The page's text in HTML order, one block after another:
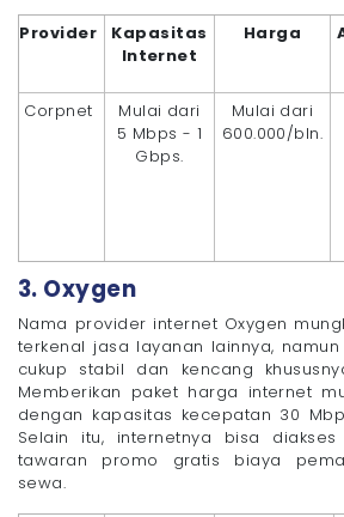
Provider
Kapasitas
Internet
Harga
Corpnet
Mulai dari
5 Mbps - 1
Gbps.
Mulai dari
600.000/bln.
3. Oxygen
Nama provider internet Oxygen
terkenal jasa layanan lainnya,
cukup stabil dan kencang
Memberikan paket harga internet
dengan kapasitas kecepatan 30
Selain itu, internetnya bisa
tawaran promo gratis biaya
sewa.